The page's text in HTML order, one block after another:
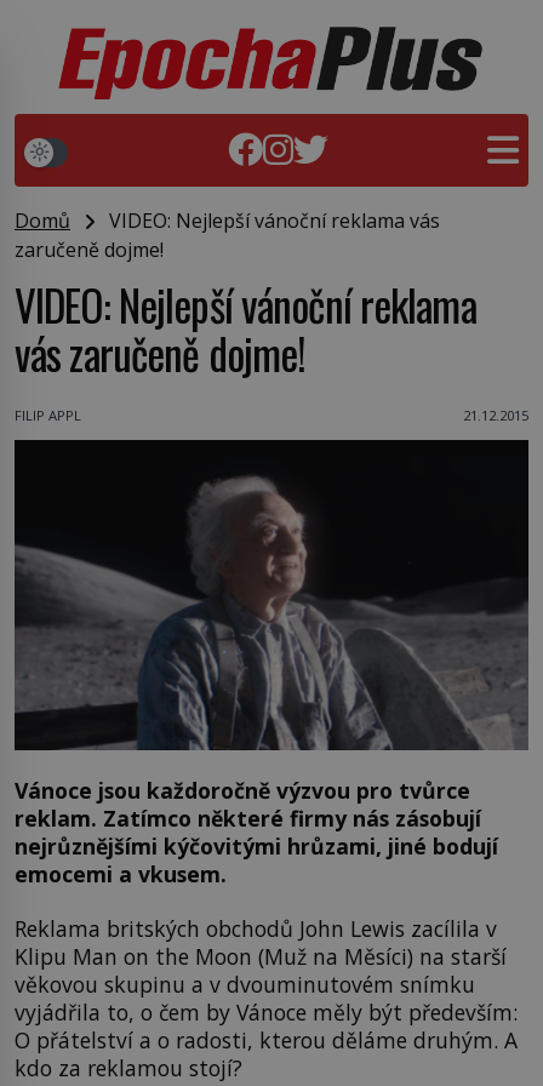
Domů
VIDEO: Nejlepší vánoční reklama vás
zaručeně dojme!
VIDEO: Nejlepší vánoční reklama
vás zaručeně dojme!
FILIP APPL 21.12.2015
Vánoce jsou každoročně výzvou pro tvůrce
reklam. Zatímco některé firmy nás zásobují
nejrůznějšími kýčovitými hrůzami, jiné bodují
emocemi a vkusem.
Reklama britských obchodů John Lewis zacílila v
Klipu Man on the Moon (Muž na Měsíci) na starší
věkovou skupinu a v dvouminutovém snímku
vyjádřila to, o čem by Vánoce měly být především:
O přátelství a o radosti, kterou děláme druhým. A
kdo za reklamou stojí?